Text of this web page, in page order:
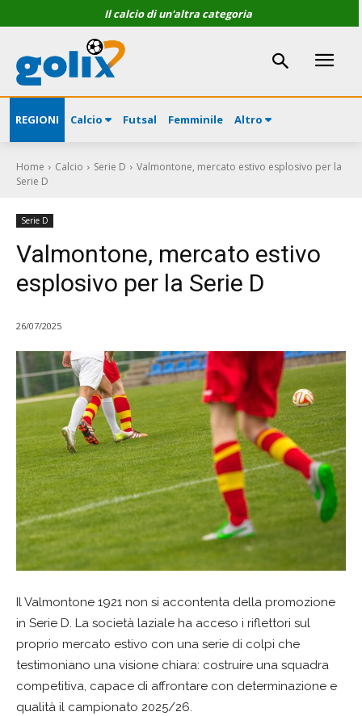
Il calcio di un'altra categoria
REGIONI Calcio Futsal Femminile Altro
Home Calcio Serie D
Valmontone, mercato estivo esplosivo per la
Serie D
Serie D
Valmontone, mercato estivo
esplosivo per la Serie D
26/07/2025
Il Valmontone 1921 non si accontenta della promozione
in Serie D. La società laziale ha acceso i riflettori sul
proprio mercato estivo con una serie di colpi che
testimoniano una visione chiara: costruire una squadra
competitiva, capace di affrontare con determinazione e
qualità il campionato 2025/26.